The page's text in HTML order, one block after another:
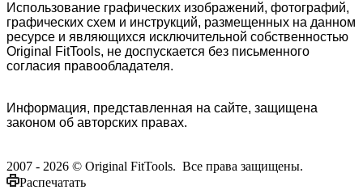
Использование графических изображений, фотографий,
графических схем и инструкций, размещенных на данном
ресурсе и являющихся исключительной собственностью
Original FitTools, не доспускается без письменного
согласия правообладателя.
Информация, представленная на сайте, защищена
законом об авторских правах.
2007 - 2026 © Original FitTools. Все права защищены.
Распечатать